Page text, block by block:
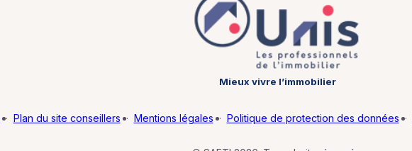
Mieux vivre l’immobilier
· Plan du site conseillers · Mentions légales · Politique de protection des données ·